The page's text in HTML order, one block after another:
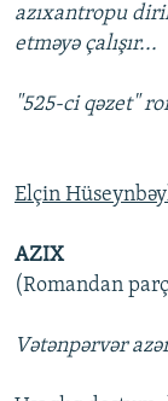
azıxantropu
etməyə çalışır...
"525-ci qəzet"
Elçin
AZIX
(Romandan
Vətənpərvər